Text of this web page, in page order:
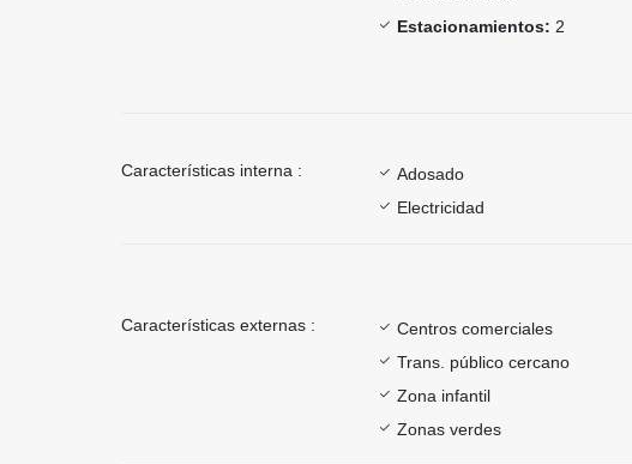
Estacionamientos: 2
Características interna : Adosado
Electricidad
Características externas : Centros comerciales
Trans. público cercano
Zona infantil
Zonas verdes